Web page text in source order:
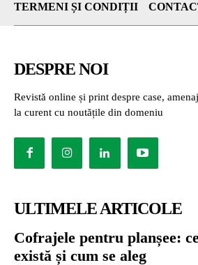
TERMENI ȘI CONDIȚII
DESPRE NOI
Revistă online și print despre case,
la curent cu noutățile din domeniu
ULTIMELE ARTICOLE
Cofrajele pentru planșee:
există și cum se aleg